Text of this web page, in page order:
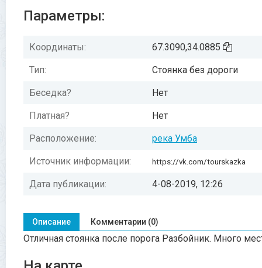
Параметры:
Координаты: 67.3090,34.0885
Тип: Стоянка без дороги
Беседка? Нет
Платная? Нет
Расположение: река Умба
Источник информации: https://vk.com/tourskazka
Дата публикации: 4-08-2019, 12:26
Описание Комментарии (0)
Отличная стоянка после порога Разбойник. Много